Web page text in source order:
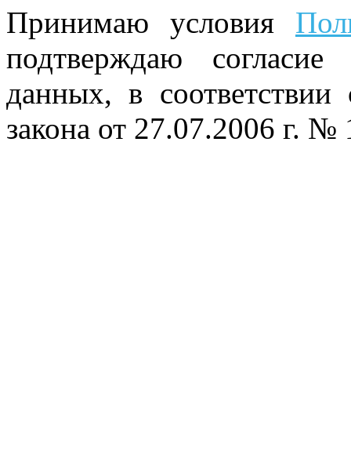
Принимаю условия
подтверждаю
данных, в
закона от 27.07.2006 г.